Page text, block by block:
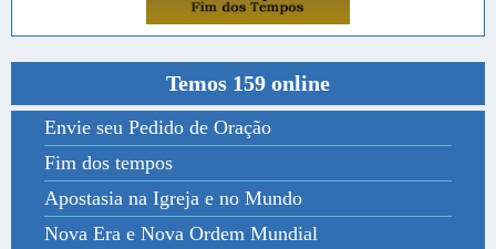
Temos 159 online
Envie seu Pedido de Oração
Fim dos tempos
Apostasia na Igreja e no Mundo
Nova Era e Nova Ordem Mundial